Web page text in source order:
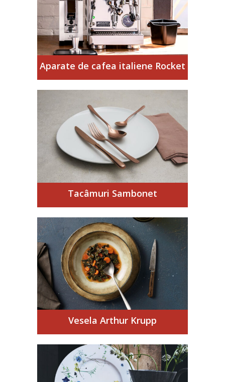
Aparate de cafea italiene Rocket
Tacâmuri Sambonet
Vesela Arthur Krupp